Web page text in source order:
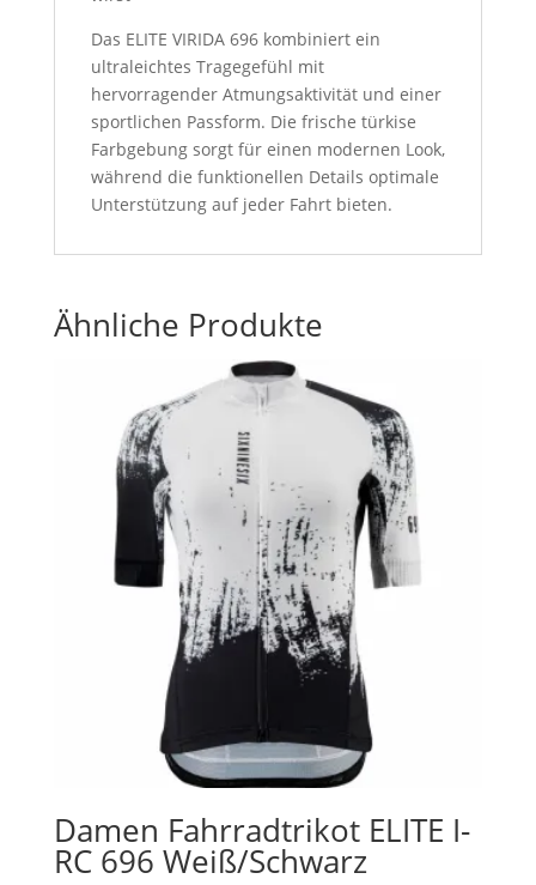
Das ELITE VIRIDA 696 kombiniert ein
ultraleichtes Tragegefühl mit
hervorragender Atmungsaktivität und einer
sportlichen Passform. Die frische türkise
Farbgebung sorgt für einen modernen Look,
während die funktionellen Details optimale
Unterstützung auf jeder Fahrt bieten.
Ähnliche Produkte
Damen Fahrradtrikot ELITE I-
RC 696 Weiß/Schwarz